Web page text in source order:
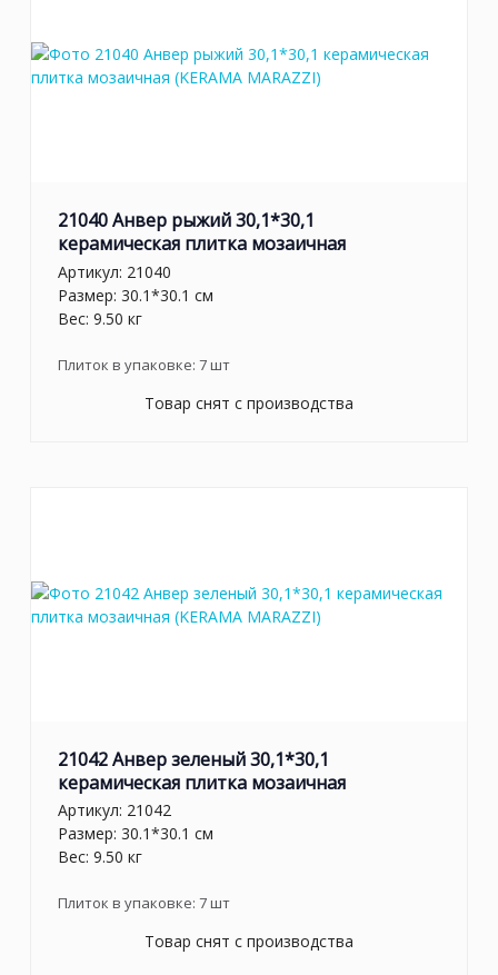
21040 Анвер рыжий 30,1*30,1
керамическая плитка мозаичная
Артикул: 21040
Размер: 30.1*30.1 см
Вес: 9.50 кг
Плиток в упаковке: 7шт
Товар снят с производства
21042 Анвер зеленый 30,1*30,1
керамическая плитка мозаичная
Артикул: 21042
Размер: 30.1*30.1 см
Вес: 9.50 кг
Плиток в упаковке: 7шт
Товар снят с производства